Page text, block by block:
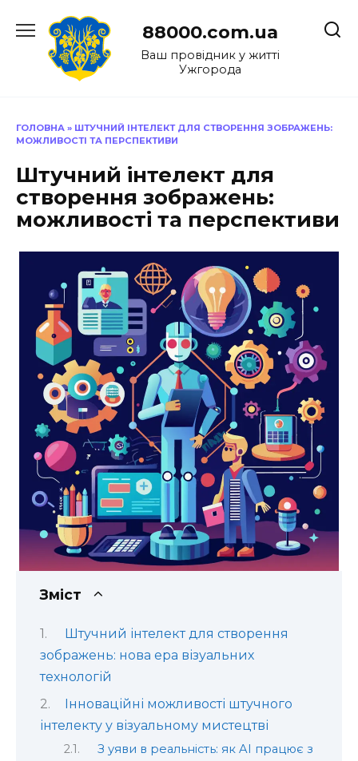
до
88000.com.ua
Ваш провідник у житті
Ужгорода
ГОЛОВНА » ШТУЧНИЙ ІНТЕЛЕКТ ДЛЯ СТВОРЕННЯ ЗОБРАЖЕНЬ:
МОЖЛИВОСТІ ТА ПЕРСПЕКТИВИ
Штучний інтелект для
створення зображень:
можливості та перспективи
Зміст
Штучний інтелект для створення
зображень: нова ера візуальних
технологій
Інноваційні можливості штучного
інтелекту у візуальному мистецтві
З уяви в реальність: як AI працює з